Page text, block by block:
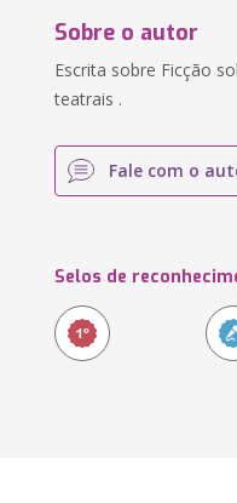
Sobre o autor
Escrita sobre Ficção
teatrais .
Fale com o
Selos de